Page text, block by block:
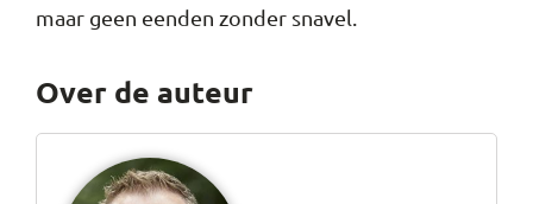
maar geen eenden zonder snavel.
Over de auteur